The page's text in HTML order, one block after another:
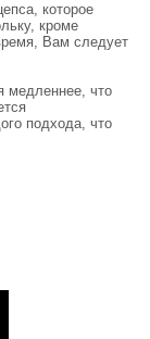
которое
кроме
Вам следует
медленнее, что
подхода, что